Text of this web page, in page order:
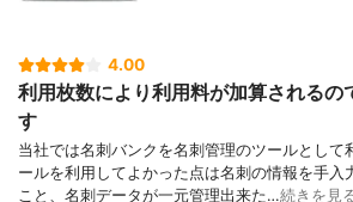
4.00
利用枚数により利用料が加算されるの
す
当社では名刺バンクを名刺管理のツールとして
ールを利用してよかった点は名刺の情報を手入
こと、名刺データが一元管理出来た…続きを見